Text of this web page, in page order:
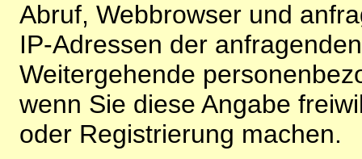
Abruf, Webbrowser und
IP-Adressen der
Weitergehende
wenn Sie diese Angabe
oder Registrierung machen.